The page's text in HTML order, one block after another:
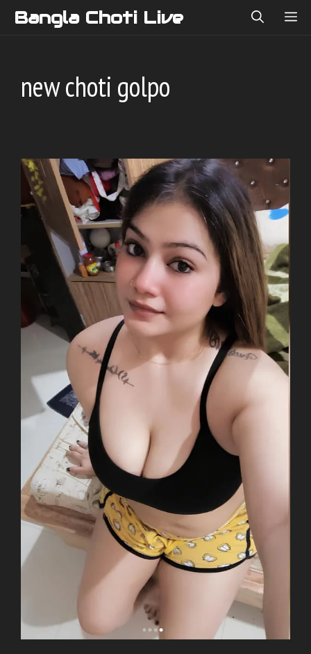
SkipBangla Choti Live
new choti golpo